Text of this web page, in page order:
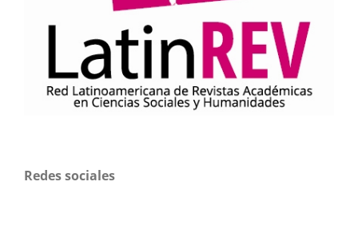
Redes sociales